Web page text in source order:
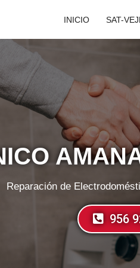
INICIO SAT-
Reparación de
956